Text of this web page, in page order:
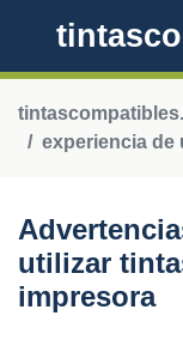
experiencia de
utilizar
impresora